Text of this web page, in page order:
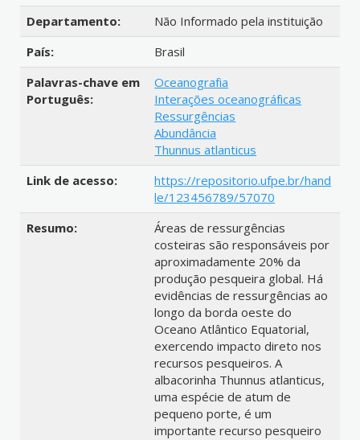
Departamento:
Não Informado pela instituição
País:
Brasil
Palavras-chave em
Português:
Oceanografia
Interações oceanográficas
Ressurgências
Abundância
Thunnus atlanticus
Link de acesso:
https://repositorio.ufpe.br/hand
le/123456789/57070
Resumo:
Áreas de ressurgências
costeiras são responsáveis por
aproximadamente 20% da
produção pesqueira global. Há
evidências de ressurgências ao
longo da borda oeste do
Oceano Atlântico Equatorial,
exercendo impacto direto nos
recursos pesqueiros. A
albacorinha Thunnus atlanticus,
uma espécie de atum de
pequeno porte, é um
importante recurso pesqueiro